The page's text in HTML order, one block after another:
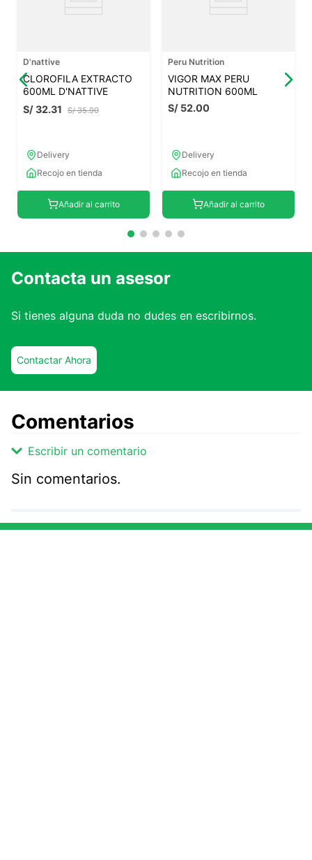
D'nattive
CLOROFILA EXTRACTO
600ML D'NATTIVE
S/ 35.90
S/32.31
Delivery
Recojo en tienda
Añadir al carrito
Peru Nutrition
VIGOR MAX PERU
NUTRITION 600ML
S/ 52.00
Delivery
Recojo en tienda
Añadir al carrito
Contacta un asesor
Si tienes alguna duda no dudes en escribirnos.
Contactar Ahora
Comentarios
Escribir un comentario
Sin comentarios.